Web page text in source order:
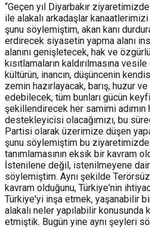
“Geçen yıl Diyarbakır
ile alakalı arkadaşlar
şunu söylemiştim, akan kanı
erdirecek siyasetin yapma alanı
alanını genişletecek, hak ve
kısıtlamaların kaldırılmasına
kültürün, inancın, düşüncenin
zemin hazırlayacak, barış, huzur
edebilecek, tüm bunları gücün
şekillendirecek her samimi
destekleyicisi olacağımızı, bu
Partisi olarak üzerimize düşen
şunu söylemiştim bu
tanımlamasının eksik bir kavram
İstenilene değil, istenilmeyene
söylemiştim. Aynı şekilde
kavram olduğunu, Türkiye'nin
Türkiye'yi inşa etmek, yaşanabilir
alakalı neler yapılabilir
etmiştik. Bugün yine aynı şeyleri